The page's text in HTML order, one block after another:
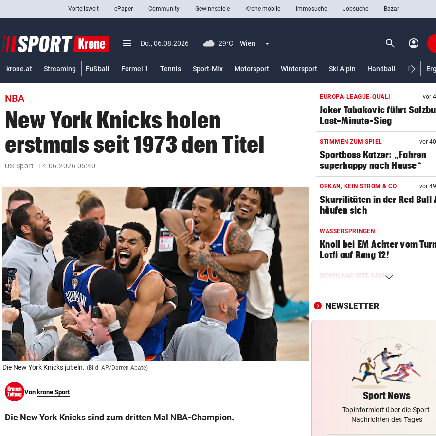
closeSchließen
Abonnieren
pin_drop
bookmark
search
Suchbegriff
© Krone Multimedia GmbH & Co KG 2026
Muthgasse 2, 1190 Wien
Vorteilswelt ePaper Community Gewinnspiele Krone mobile Immosuche Jobsuche Bazar
menu Menü aufklappen
Do., 06.08.2026 29°C Wien Menü aufklappen search Suchen
account_circle
krone.at Streaming Fußball Formel 1 Tennis Sport-Mix Motorsport Wintersport Ski Alpin Handball
NBA
New York Knicks holen
erstmals seit 1973 den Titel
US-Sport 14.06.2026 05:40
Die New York Knicks jubeln. (Bild: AP/Darren Abate)
Von krone Sport
Die New York Knicks sind zum dritten Mal NBA-Champion.
EUROPA-LEAGUE-QUALI vor
Joker Tabakovic führt
Last-Minute-Sieg
STIMMEN ZUM SPIEL vor
Sportboss Katzer: „Fahren
superhappy nach Hause“
ORKAN, KEIN STROM & CO vor
Skurrilitäten in der Red Bull
häufen sich
WASSERSPRINGEN
Knoll bei EM Achter vom
Lotfi auf Rang 12!
SCHON NÄCHSTE SAISON
Sprintrennen geben
CONFERENCE LEAGUE
Play-off weit auf
MITTEN IN HITZEWELLE
Irre! Salzburg – Pafos wegen
Sintflut unterbrochen
RADSPORT
Reusser vor Ventoux-Etappe
NEWSLETTER
Sport News
Topinformiert über die Sport-
Nachrichten des Tages